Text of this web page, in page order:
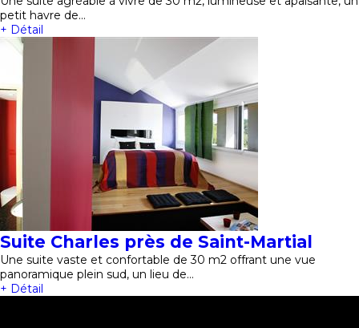
petit havre de…
+ Détail
Suite Charles près de Saint-Martial
Une suite vaste et confortable de 30 m2 offrant une vue
panoramique plein sud, un lieu de…
+ Détail